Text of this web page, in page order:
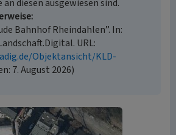
diesen ausgewiesen sind.
Bahnhof Rheindahlen”. In:
URL:
Objektansicht/KLD-
7. August 2026)